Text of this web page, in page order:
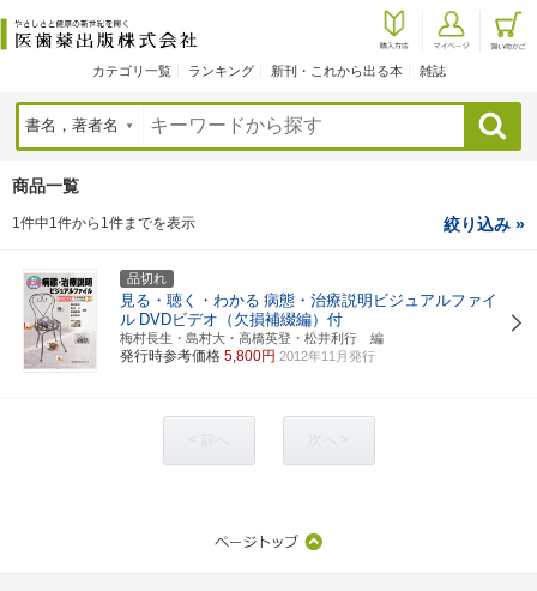
カテゴリ一覧 ランキング 新刊・これから出る本 雑誌
検索
商品一覧
1件中1件から1件までを表示 絞り込み »
品切れ
見る・聴く・わかる 病態・治療説明ビジュアルファイ
ル DVDビデオ（欠損補綴編）付
梅村長生・島村大・高橋英登・松井利行 編
発行時参考価格 5,800円 2012年11月発行